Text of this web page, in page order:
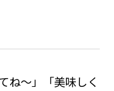
ね～」「美味しく